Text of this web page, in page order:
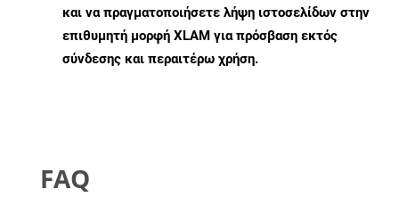
και να πραγματοποιήσετε λήψη ιστοσελίδων στην
επιθυμητή μορφή XLAM για πρόσβαση εκτός
σύνδεσης και περαιτέρω χρήση.
FAQ